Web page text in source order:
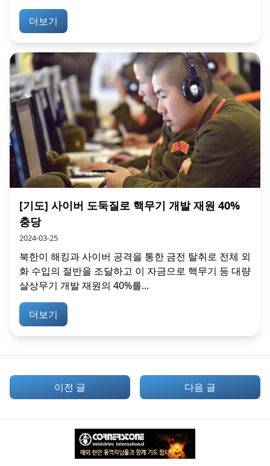
더보기
[기도] 사이버 도둑질로 핵무기 개발 재원 40%
충당
2024-03-25
북한이 해킹과 사이버 공격을 통한 금전 탈취로 전체 외
화 수입의 절반을 조달하고 이 자금으로 핵무기 등 대량
살상무기 개발 재원의 40%를...
더보기
이전 글 다음 글